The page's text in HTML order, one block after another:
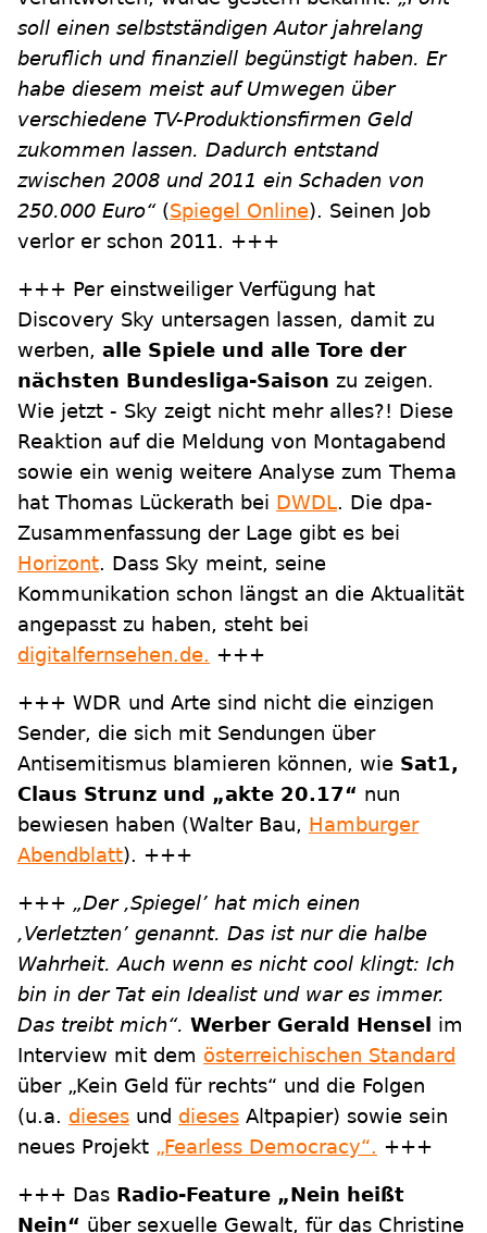
soll einen selbstständigen Autor jahrelang
beruflich und finanziell begünstigt haben. Er
habe diesem meist auf Umwegen über
verschiedene TV-Produktionsfirmen Geld
zukommen lassen. Dadurch entstand
zwischen 2008 und 2011 ein Schaden von
250.000 Euro“(Spiegel Online). Seinen Job
verlor er schon 2011. +++
+++ Per einstweiliger Verfügung hat
Discovery Sky untersagen lassen, damit zu
werben, alle Spiele und alle Tore der
nächsten Bundesliga-Saison zu zeigen.
Wie jetzt - Sky zeigt nicht mehr alles?! Diese
Reaktion auf die Meldung von Montagabend
sowie ein wenig weitere Analyse zum Thema
hat Thomas Lückerath bei DWDL. Die dpa-
Zusammenfassung der Lage gibt es bei
Horizont. Dass Sky meint, seine
Kommunikation schon längst an die Aktualität
angepasst zu haben, steht bei
digitalfernsehen.de. +++
+++ WDR und Arte sind nicht die einzigen
Sender, die sich mit Sendungen über
Antisemitismus blamieren können, wie Sat1,
Claus Strunz und „akte 20.17“ nun
bewiesen haben (Walter Bau, Hamburger
Abendblatt). +++
+++ „Der ,Spiegel’ hat mich einen
,Verletzten’ genannt. Das ist nur die halbe
Wahrheit. Auch wenn es nicht cool klingt: Ich
bin in der Tat ein Idealist und war es immer.
Das treibt mich“. Werber Gerald Hensel
im
Interview mit dem österreichischen Standard
über „Kein Geld für rechts“ und die Folgen
(u.a. dieses und dieses Altpapier) sowie sein
neues Projekt „Fearless Democracy“. +++
+++ Das Radio-Feature „Nein heißt
Nein“ über sexuelle Gewalt, für das Christine